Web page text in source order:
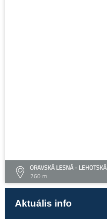
ORAVSKÁ LESNÁ - LEHOTSKÁ
760 m
Aktuális info